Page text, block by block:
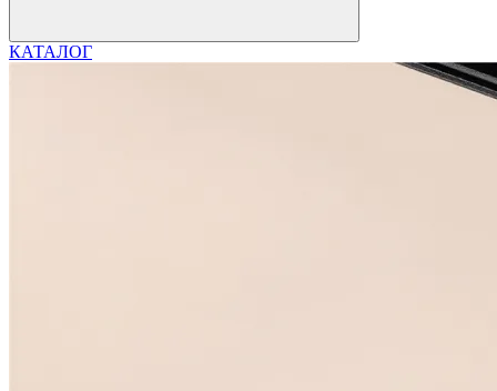
КАТАЛОГ